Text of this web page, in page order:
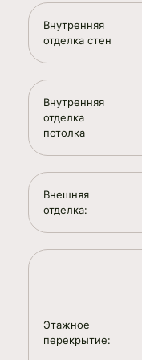
Внутренняя
отделка стен
Внутренняя
отделка
потолка
Внешняя
отделка:
Этажное
перекрытие: